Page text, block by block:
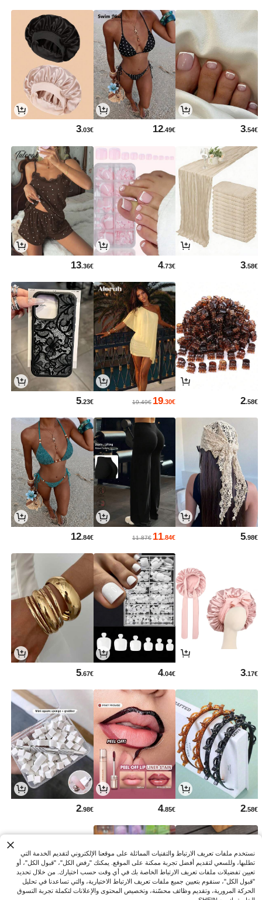
3.54€
12.49€
3.03€
3.58€
4.73€
13.36€
2.58€
19.30€
19.49€
5.23€
5.98€
11.84€
11.87€
12.84€
3.17€
4.04€
5.67€
2.58€
4.85€
2.98€
نستخدم ملفات تعريف الارتباط والتقنيات المماثلة على موقعنا الإلكتروني لتقديم الخدمة التي
تطلبها، وللسعي لتقديم أفضل تجربة ممكنة على الموقع. يمكنك "رفض الكل"، "قبول الكل"، أو
تعيين تفضيلات ملفات تعريف الارتباط الخاصة بك في أي وقت حسب اختيارك. من خلال تحديد
"قبول الكل"، سنقوم بتعيين جميع ملفات تعريف الارتباط الاختيارية، والتي تساعدنا في تحليل
الحركة المرورية، وتقديم وظائف محسّنة، وتخصيص المحتوى والإعلانات لتكملة تجربة التسوق